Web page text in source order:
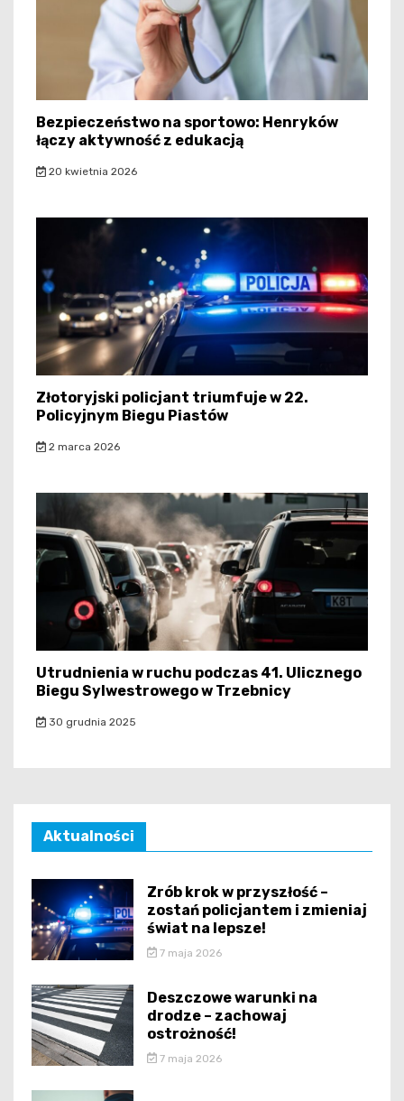
Bezpieczeństwo na sportowo: Henryków
łączy aktywność z edukacją
20 kwietnia 2026
Złotoryjski policjant triumfuje w 22.
Policyjnym Biegu Piastów
2 marca 2026
Utrudnienia w ruchu podczas 41. Ulicznego
Biegu Sylwestrowego w Trzebnicy
30 grudnia 2025
Aktualności
Zrób krok w przyszłość –
zostań policjantem i zmieniaj
świat na lepsze!
7 maja 2026
Deszczowe warunki na
drodze – zachowaj
ostrożność!
7 maja 2026